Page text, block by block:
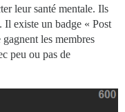
leur santé mentale. Ils
Il existe un badge « Post
les membres
peu ou pas de